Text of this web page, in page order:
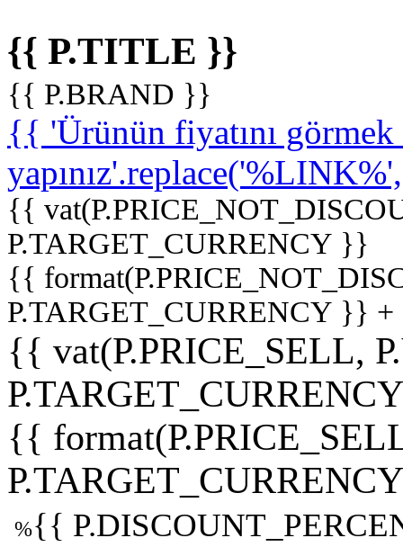
{{ P.TITLE }}
{{ P.BRAND }}
{{ 'Ürünün fiyatını
{{
P.TARGET_CURRENCY }}
{{
P.TARGET_CURRENCY }}
{{ vat(P.PRICE_SELL,
{{
%{{